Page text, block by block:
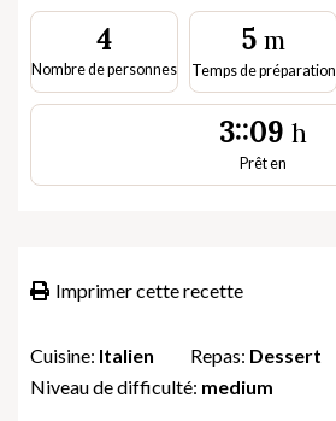
4
Nombre de personnes
5m
Temps de préparation
3::09h
Prêt en
Imprimer cette recette
Cuisine: Italien Repas: Dessert
Niveau de difficulté: medium